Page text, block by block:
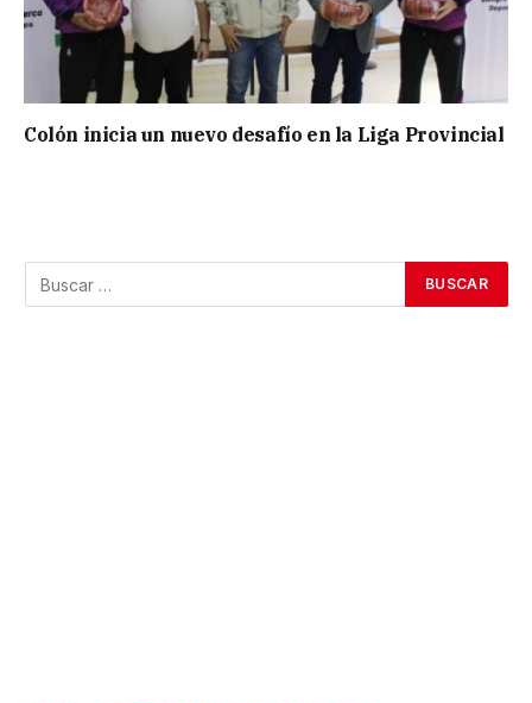
Colón inicia un nuevo desafío en la Liga Provincial